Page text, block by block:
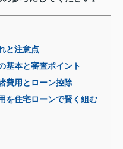
と注意点
基本と審査ポイント
費用とローン控除
を住宅ローンで賢く組む